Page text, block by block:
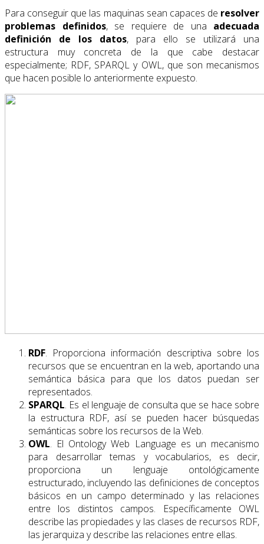
Para conseguir que las maquinas sean capaces de resolver
problemas definidos, se requiere de una adecuada
definición de los datos, para ello se utilizará una
estructura muy concreta de la que cabe destacar
especialmente; RDF, SPARQL y OWL, que son mecanismos
que hacen posible lo anteriormente expuesto.
RDF. Proporciona información descriptiva sobre los
recursos que se encuentran en la web, aportando una
semántica básica para que los datos puedan ser
representados.
SPARQL. Es el lenguaje de consulta que se hace sobre
la estructura RDF, así se pueden hacer búsquedas
semánticas sobre los recursos de la Web.
OWL. El Ontology Web Language es un mecanismo
para desarrollar temas y vocabularios, es decir,
proporciona un lenguaje ontológicamente
estructurado, incluyendo las definiciones de conceptos
básicos en un campo determinado y las relaciones
entre los distintos campos. Específicamente OWL
describe las propiedades y las clases de recursos RDF,
las jerarquiza y describe las relaciones entre ellas.